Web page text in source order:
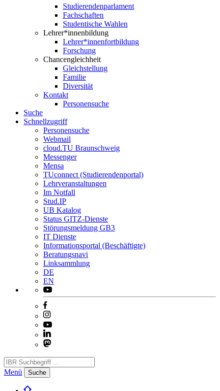
Studierendenparlament
Fachschaften
Studentische Wahlen
Lehrer*innenbildung
Lehrer*innenfortbildung
Forschung
Chancengleichheit
Gleichstellung
Familie
Diversität
Kontakt
Personensuche
Suche
Schnellzugriff
Personensuche
Webmail
cloud.TU Braunschweig
Messenger
Mensa
TUconnect (Studierendenportal)
Lehrveranstaltungen
Im Notfall
Stud.IP
UB Katalog
Status GITZ-Dienste
Störungsmeldung GB3
IT Dienste
Informationsportal (Beschäftigte)
Beratungsnavi
Linksammlung
DE
EN
Menü Suche